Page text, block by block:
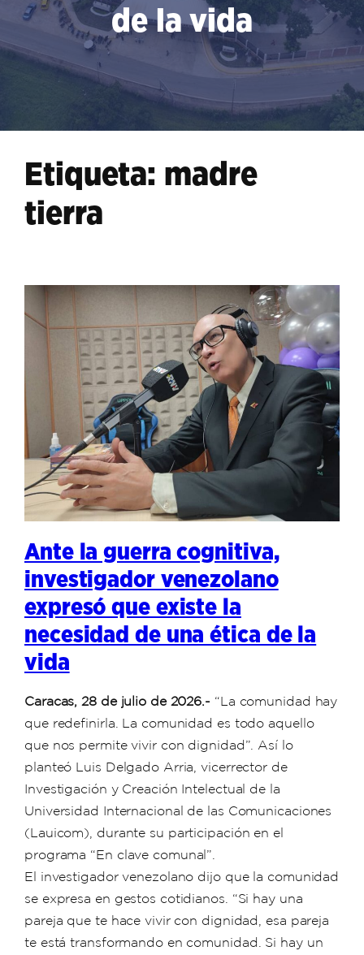
de la vida
Etiqueta: madre
tierra
Ante la guerra cognitiva,
investigador venezolano
expresó que existe la
necesidad de una ética de la
vida
Caracas, 28 de julio de 2026.- “La comunidad hay
que redefinirla. La comunidad es todo aquello
que nos permite vivir con dignidad”. Así lo
planteó Luis Delgado Arria, vicerrector de
Investigación y Creación Intelectual de la
Universidad Internacional de las Comunicaciones
(Lauicom), durante su participación en el
programa “En clave comunal”.
El investigador venezolano dijo que la comunidad
se expresa en gestos cotidianos. “Si hay una
pareja que te hace vivir con dignidad, esa pareja
te está transformando en comunidad. Si hay un